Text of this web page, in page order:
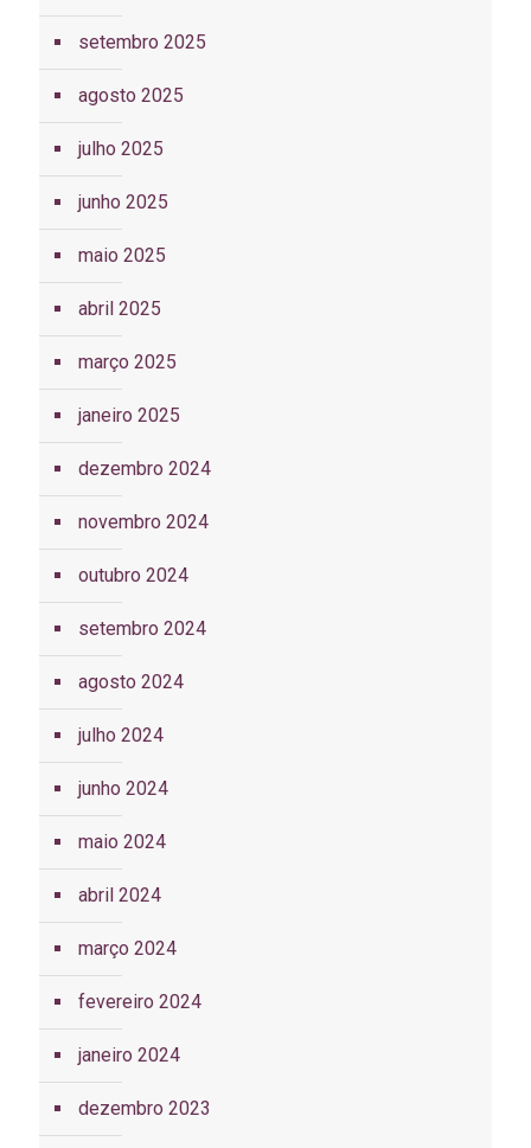
setembro 2025
agosto 2025
julho 2025
junho 2025
maio 2025
abril 2025
março 2025
janeiro 2025
dezembro 2024
novembro 2024
outubro 2024
setembro 2024
agosto 2024
julho 2024
junho 2024
maio 2024
abril 2024
março 2024
fevereiro 2024
janeiro 2024
dezembro 2023